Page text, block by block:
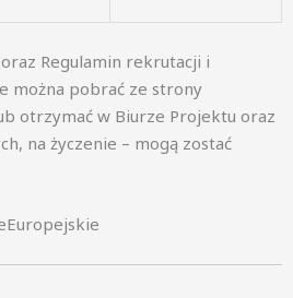
Regulamin rekrutacji i
można pobrać ze strony
otrzymać w Biurze Projektu oraz
na życzenie – mogą zostać